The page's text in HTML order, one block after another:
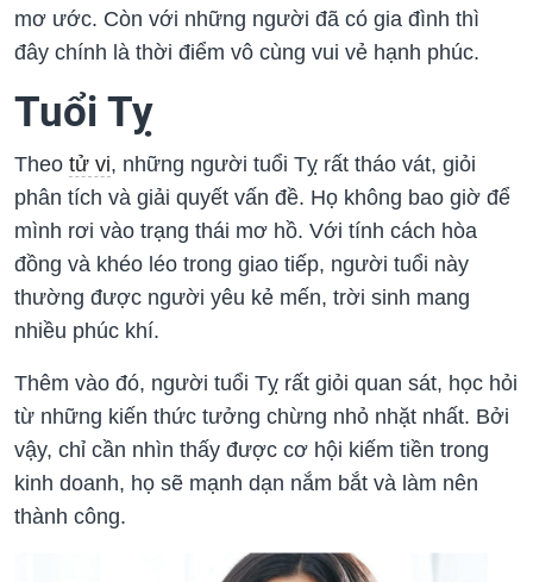
mơ ước. Còn với những người đã có gia đình thì
đây chính là thời điểm vô cùng vui vẻ hạnh phúc.
Tuổi Tỵ
Theo tử vi, những người tuổi Tỵ rất tháo vát, giỏi
phân tích và giải quyết vấn đề. Họ không bao giờ để
mình rơi vào trạng thái mơ hồ. Với tính cách hòa
đồng và khéo léo trong giao tiếp, người tuổi này
thường được người yêu kẻ mến, trời sinh mang
nhiều phúc khí.
Thêm vào đó, người tuổi Tỵ rất giỏi quan sát, học hỏi
từ những kiến ​​thức tưởng chừng nhỏ nhặt nhất. Bởi
vậy, chỉ cần nhìn thấy được cơ hội kiếm tiền trong
kinh doanh, họ sẽ mạnh dạn nắm bắt và làm nên
thành công.